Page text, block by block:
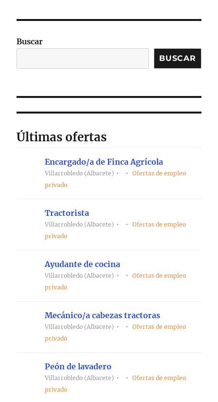
Buscar
BUSCAR
Últimas ofertas
Encargado/a de Finca Agrícola
Villarrobledo (Albacete)
Ofertas de empleo
privado
Tractorista
Villarrobledo (Albacete)
Ofertas de empleo
privado
Ayudante de cocina
Villarrobledo (Albacete)
Ofertas de empleo
privado
Mecánico/a cabezas tractoras
Villarrobledo (Albacete)
Ofertas de empleo
privado
Peón de lavadero
Villarrobledo (Albacete)
Ofertas de empleo
privado